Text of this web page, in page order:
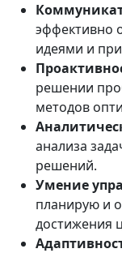
эффективно
идеями и
решении
методов
анализа
решений.
Умение
планирую и
достижения